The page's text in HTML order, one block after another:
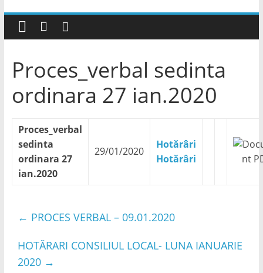
Proces_verbal sedinta
ordinara 27 ian.2020
Proces_verbal
sedinta
ordinara 27
ian.2020
29/01/2020
Hotărâri
Hotărâri
← PROCES VERBAL – 09.01.2020
HOTĂRARI CONSILIUL LOCAL- LUNA IANUARIE
2020 →